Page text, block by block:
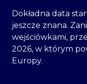
Dokładna data
jeszcze znana.
wejściówkami,
2026, w którym
Europy.